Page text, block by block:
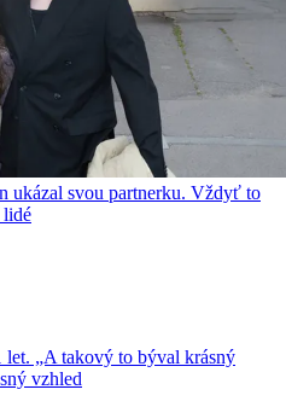
ukázal svou partnerku. Vždyť to
lidé
let. „A takový to býval krásný
vzhled